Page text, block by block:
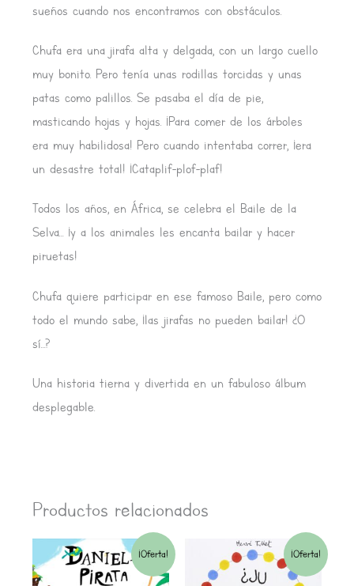
sueños cuando nos encontramos con obstáculos.
Chufa era una jirafa alta y delgada, con un largo cuello
muy bonito. Pero tenía unas rodillas torcidas y unas
patas como palillos. Se pasaba el día de pie,
masticando hojas y hojas. ¡Para comer de los árboles
era muy habilidosa! Pero cuando intentaba correr, ¡era
un desastre total! ¡Cataplif-plof-plaf!
Todos los años, en África, se celebra el Baile de la
Selva… ¡y a los animales les encanta bailar y hacer
piruetas!
Chufa quiere participar en ese famoso Baile, pero como
todo el mundo sabe, ¡las jirafas no pueden bailar! ¿O
sí…?
Una historia tierna y divertida en un fabuloso álbum
desplegable.
Productos relacionados
¡Oferta!
El
El
¡Oferta!
El
El